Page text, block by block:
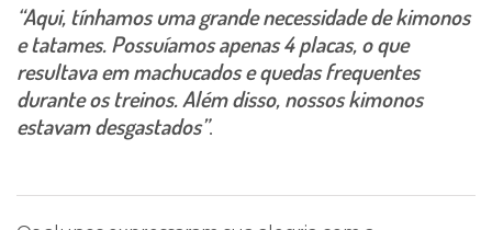
“Aqui, tínhamos uma grande necessidade de kimonos
e tatames. Possuíamos apenas 4 placas, o que
resultava em machucados e quedas frequentes
durante os treinos. Além disso, nossos kimonos
estavam desgastados”.